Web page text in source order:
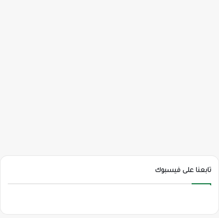
تابعنا على فيسبوك